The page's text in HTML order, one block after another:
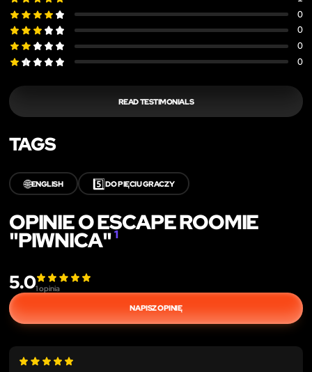
0
0
0
0
READ TESTIMONIALS
TAGS
🌐ENGLISH 5️⃣DO PIĘCIU GRACZY
OPINIE O ESCAPE ROOMIE
"PIWNICA"1
5.01opinia
NAPISZ OPINIĘ